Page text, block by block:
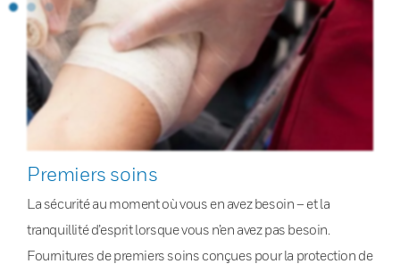
Premiers soins
La sécurité au moment où vous en avez besoin – et la
tranquillité d’esprit lorsque vous n’en avez pas besoin.
Fournitures de premiers soins conçues pour la protection de